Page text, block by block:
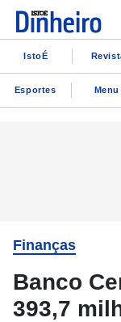
IstoÉ
Esportes Menu
Finanças
Banco
393,7